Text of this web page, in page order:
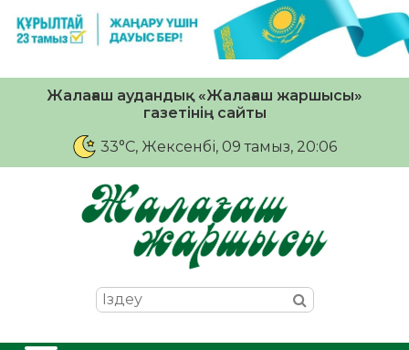
Жалағаш аудандық «Жалағаш жаршысы»
газетінің сайты
33°C, Жексенбі, 09 тамыз, 20:06